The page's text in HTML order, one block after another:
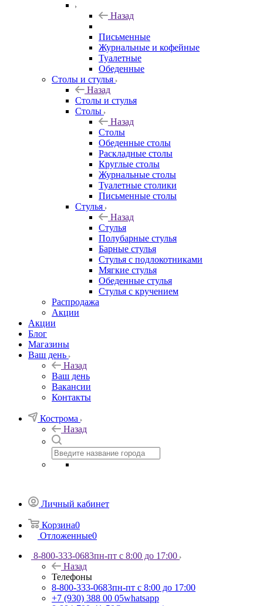
Назад
Письменные
Журнальные и кофейные
Туалетные
Обеденные
Столы и стулья
Назад
Столы и стулья
Столы
Назад
Столы
Обеденные столы
Раскладные столы
Круглые столы
Журнальные столы
Туалетные столики
Письменные столы
Стулья
Назад
Стулья
Полубарные стулья
Барные стулья
Стулья с подлокотниками
Мягкие стулья
Обеденные стулья
Стулья с кручением
Распродажа
Акции
Акции
Блог
Магазины
Ваш день
Назад
Ваш день
Вакансии
Контакты
Кострома
Назад
Личный кабинет
Корзина0
Отложенные0
8-800-333-0683пн-пт с 8:00 до 17:00
Назад
Телефоны
8-800-333-0683пн-пт с 8:00 до 17:00
+7 (930) 388 00 05whatsapp